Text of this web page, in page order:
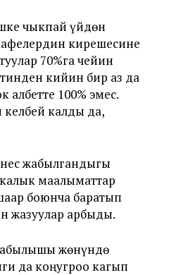
чыкпай үйдөн
кирешесине
70%га чейин
кийин бир аз да
100% эмес.
калды да,
жабылгандыгы
маалыматтар
боюнча баратып
жазуулар арбыды.
жөнүндө
да коңугроо кагып